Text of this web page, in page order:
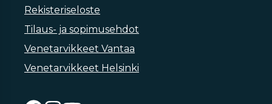
Rekisteriseloste
Tilaus- ja sopimusehdot
Venetarvikkeet Vantaa
Venetarvikkeet Helsinki